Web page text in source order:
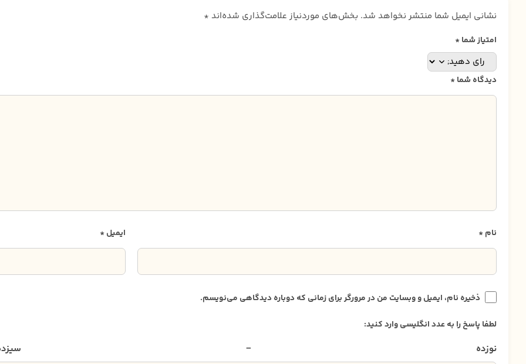
نشانی ایمیل شما منتشر نخواهد شد. بخش‌های موردنیاز علامت‌گذاری شده‌اند *
امتیاز شما*
دیدگاه شما*
نام* ایمیل*
ذخیره نام، ایمیل و وبسایت من در مرورگر برای زمانی که دوباره دیدگاهی می‌نویسم.
لطفا پاسخ را به عدد انگلیسی وارد کنید:
نوزده −